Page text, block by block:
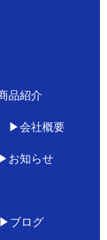
品紹介
▶会社概要
お知らせ
▶ブログ